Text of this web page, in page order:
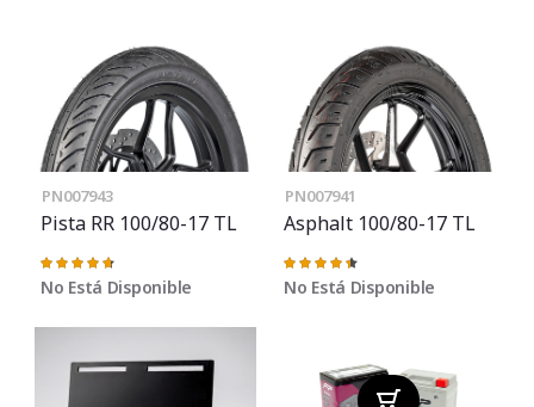
PN007943
Pista RR 100/80-17 TL
Valoración:
95%
No Está Disponible
PN007941
Asphalt 100/80-17 TL
Valoración:
91%
No Está Disponible